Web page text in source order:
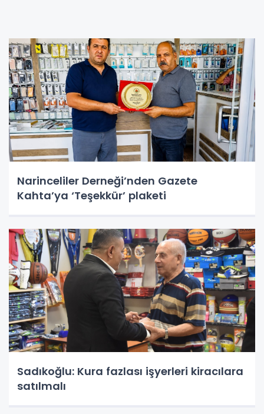
Narinceliler Derneği’nden Gazete
Kahta’ya ‘Teşekkür’ plaketi
Sadıkoğlu: Kura fazlası işyerleri kiracılara
satılmalı